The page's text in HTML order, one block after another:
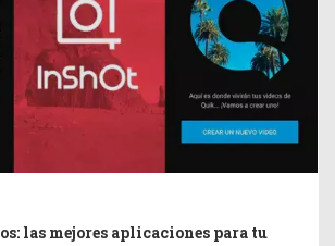
las mejores aplicaciones para tu